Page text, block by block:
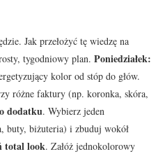
Jak przełożyć tę wiedzę na
tygodniowy plan. Poniedziałek:
kolor od stóp do głów.
różne faktury (np. koronka, skóra,
dodatku. Wybierz jeden
buty, biżuteria) i zbuduj wokół
total look. Załóż jednokolorowy